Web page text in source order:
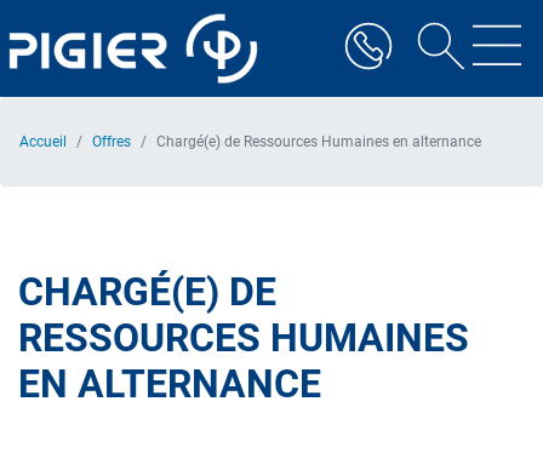
au
contenu
Accueil Offres Chargé(e) de Ressources Humaines en alternance
CHARGÉ(E) DE
RESSOURCES HUMAINES
EN ALTERNANCE